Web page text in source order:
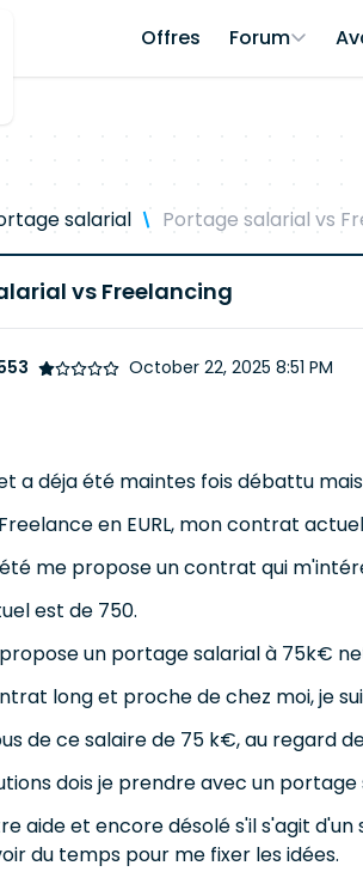
Offres Forum
salarial Portage salarial vs
vs Freelancing
October 22, 2025 8:51 PM
a déja été maintes fois débattu
en EURL, mon contrat
me propose un contrat qui
est de 750.
un portage salarial à 75k€
long et proche de chez moi, je
de ce salaire de 75 k€, au regard
dois je prendre avec un
aide et encore désolé s'il s'agit
du temps pour me fixer les idées.